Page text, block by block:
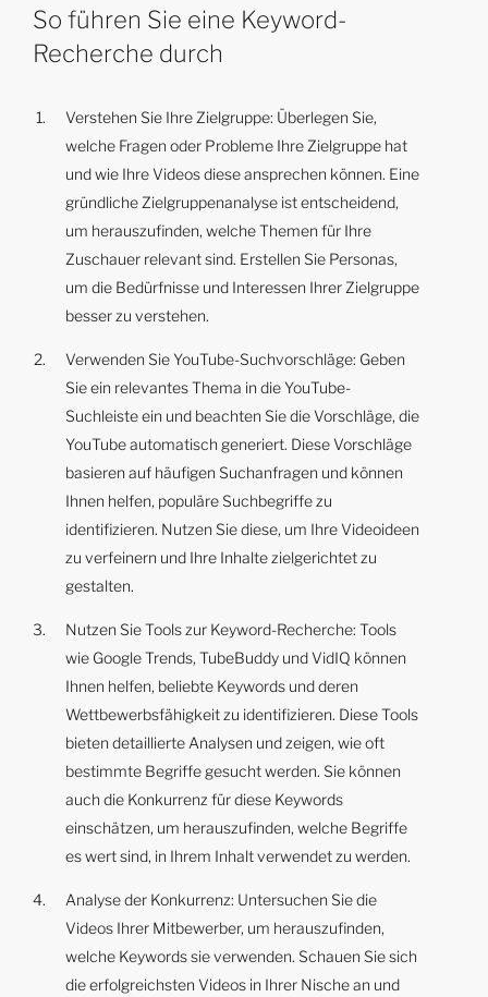
So führen Sie eine Keyword-
Recherche durch
Verstehen Sie Ihre Zielgruppe: Überlegen Sie,
welche Fragen oder Probleme Ihre Zielgruppe hat
und wie Ihre Videos diese ansprechen können. Eine
gründliche Zielgruppenanalyse ist entscheidend,
um herauszufinden, welche Themen für Ihre
Zuschauer relevant sind. Erstellen Sie Personas,
um die Bedürfnisse und Interessen Ihrer Zielgruppe
besser zu verstehen.
Verwenden Sie YouTube-Suchvorschläge: Geben
Sie ein relevantes Thema in die YouTube-
Suchleiste ein und beachten Sie die Vorschläge, die
YouTube automatisch generiert. Diese Vorschläge
basieren auf häufigen Suchanfragen und können
Ihnen helfen, populäre Suchbegriffe zu
identifizieren. Nutzen Sie diese, um Ihre Videoideen
zu verfeinern und Ihre Inhalte zielgerichtet zu
gestalten.
Nutzen Sie Tools zur Keyword-Recherche: Tools
wie Google Trends, TubeBuddy und VidIQ können
Ihnen helfen, beliebte Keywords und deren
Wettbewerbsfähigkeit zu identifizieren. Diese Tools
bieten detaillierte Analysen und zeigen, wie oft
bestimmte Begriffe gesucht werden. Sie können
auch die Konkurrenz für diese Keywords
einschätzen, um herauszufinden, welche Begriffe
es wert sind, in Ihrem Inhalt verwendet zu werden.
Analyse der Konkurrenz: Untersuchen Sie die
Videos Ihrer Mitbewerber, um herauszufinden,
welche Keywords sie verwenden. Schauen Sie sich
die erfolgreichsten Videos in Ihrer Nische an und